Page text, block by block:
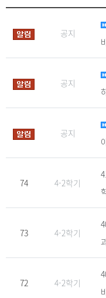
공지
공지
공지
74 4-2학기
73 4-2학기
72 4-2학기